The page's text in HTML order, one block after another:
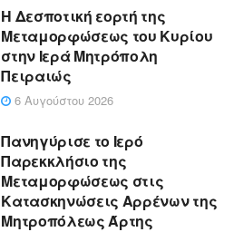
Η Δεσποτική εορτή της
Μεταμορφώσεως του Κυρίου
στην Ιερά Μητρόπολη
Πειραιώς
6 Αυγούστου 2026
Πανηγύρισε το Ιερό
Παρεκκλήσιο της
Μεταμορφώσεως στις
Κατασκηνώσεις Αρρένων της
Μητροπόλεως Άρτης